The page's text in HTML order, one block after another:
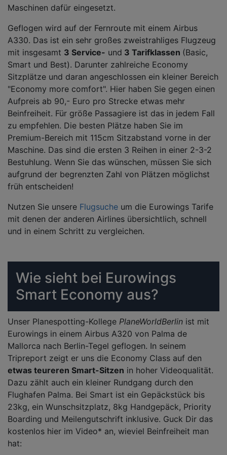
Maschinen dafür eingesetzt.
Geflogen wird auf der Fernroute mit einem Airbus
A330. Das ist ein sehr großes zweistrahliges Flugzeug
mit insgesamt 3 Service- und 3 Tarifklassen (Basic,
Smart und Best). Darunter zahlreiche Economy
Sitzplätze und daran angeschlossen ein kleiner Bereich
"Economy more comfort". Hier haben Sie gegen einen
Aufpreis ab 90,- Euro pro Strecke etwas mehr
Beinfreiheit. Für größe Passagiere ist das in jedem Fall
zu empfehlen. Die besten Plätze haben Sie im
Premium-Bereich mit 115cm Sitzabstand vorne in der
Maschine. Das sind die ersten 3 Reihen in einer 2-3-2
Bestuhlung. Wenn Sie das wünschen, müssen Sie sich
aufgrund der begrenzten Zahl von Plätzen möglichst
früh entscheiden!
Nutzen Sie unsere Flugsuche um die Eurowings Tarife
mit denen der anderen Airlines übersichtlich, schnell
und in einem Schritt zu vergleichen.
Wie sieht bei Eurowings
Smart Economy aus?
Unser Planespotting-Kollege PlaneWorldBerlin ist mit
Eurowings in einem Airbus A320 von Palma de
Mallorca nach Berlin-Tegel geflogen. In seinem
Tripreport zeigt er uns die Economy Class auf den
etwas teureren Smart-Sitzen in hoher Videoqualität.
Dazu zählt auch ein kleiner Rundgang durch den
Flughafen Palma. Bei Smart ist ein Gepäckstück bis
23kg, ein Wunschsitzplatz, 8kg Handgepäck, Priority
Boarding und Meilengutschrift inklusive. Guck Dir das
kostenlos hier im Video* an, wieviel Beinfreiheit man
hat: